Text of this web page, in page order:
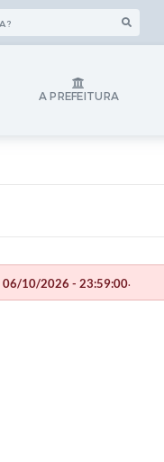
A PREFEITURA
06/10/2026 - 23:59:00.